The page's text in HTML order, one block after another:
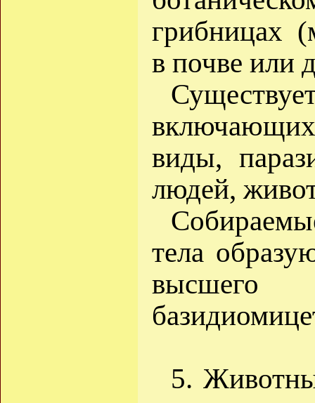
грибницах
в почве или
включающих
виды,
людей,
тела
5.